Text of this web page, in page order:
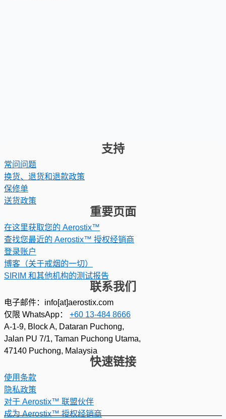
支持
常问问题
换货、退货和退款政策
保修单
送货政策
重要页面
在这里获取您的 Aerostix™
查找您最近的 Aerostix™ 授权经销商
登录账户
博客（关于戒烟的一切）
SIRIM 和其他机构的测试报告
联系我们
电子邮件：info[at]aerostix.com
仅限 WhatsApp： +60 13-484 8666
A-1-9, Block A, Dataran Puchong,
Jalan PU 7/1, Taman Puchong Utama,
47140 Puchong, Malaysia
快速链接
使用条款
隐私政策
对于 Aerostix™ 联盟伙伴
成为 Aerostix™ 授权经销商